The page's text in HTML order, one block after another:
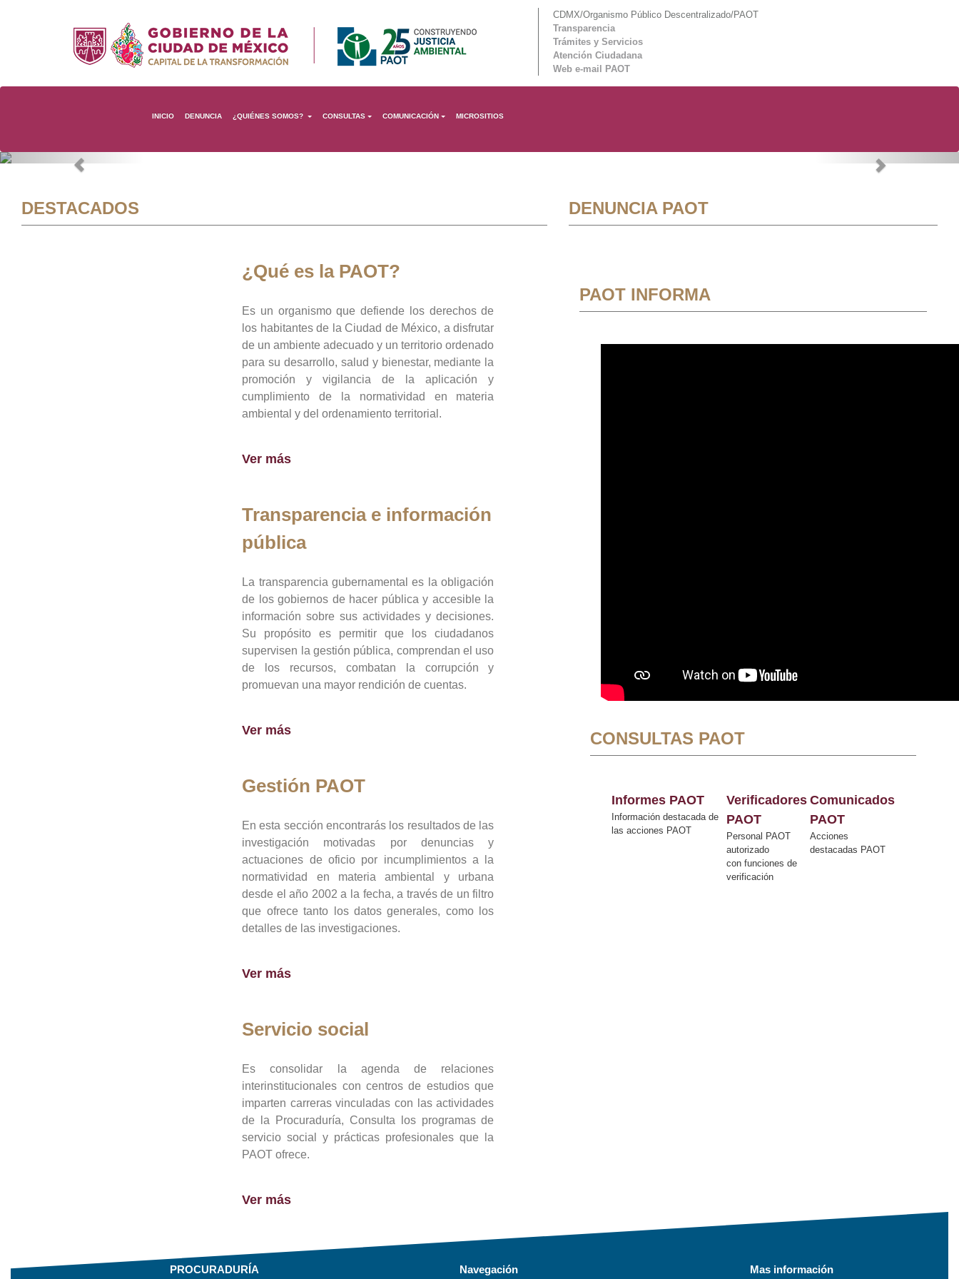
CDMX/Organismo Público Descentralizado/PAOT
Transparencia
Trámites y Servicios
Atención Ciudadana
Web e-mail PAOT
INICIO DENUNCIA ¿QUIÉNES SOMOS? CONSULTAS COMUNICACIÓN MICROSITIOS
Previous Next
DESTACADOS
¿Qué es la PAOT?
Es un organismo que defiende los derechos de
los habitantes de la Ciudad de México, a disfrutar
de un ambiente adecuado y un territorio ordenado
para su desarrollo, salud y bienestar, mediante la
promoción y vigilancia de la aplicación y
cumplimiento de la normatividad en materia
ambiental y del ordenamiento territorial.
Ver más
Transparencia e información
pública
La transparencia gubernamental es la obligación
de los gobiernos de hacer pública y accesible la
información sobre sus actividades y decisiones.
Su propósito es permitir que los ciudadanos
supervisen la gestión pública, comprendan el uso
de los recursos, combatan la corrupción y
promuevan una mayor rendición de cuentas.
Ver más
Gestión PAOT
En esta sección encontrarás los resultados de las
investigación motivadas por denuncias y
actuaciones de oficio por incumplimientos a la
normatividad en materia ambiental y urbana
desde el año 2002 a la fecha, a través de un filtro
que ofrece tanto los datos generales, como los
detalles de las investigaciones.
Ver más
Servicio social
Es consolidar la agenda de relaciones
interinstitucionales con centros de estudios que
imparten carreras vinculadas con las actividades
de la Procuraduría, Consulta los programas de
servicio social y prácticas profesionales que la
PAOT ofrece.
Ver más
DENUNCIA PAOT
PAOT INFORMA
CONSULTAS PAOT
Informes PAOT
Información destacada de
las acciones PAOT
Verificadores
PAOT
Personal PAOT
autorizado
con funciones de
verificación
Comunicados
PAOT
Acciones
destacadas PAOT
PROCURADURÍA Navegación Mas información